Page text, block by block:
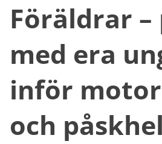
Föräldrar
med era
inför
och